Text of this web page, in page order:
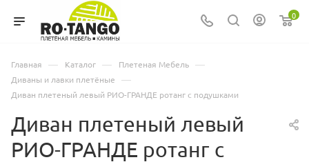
0
Главная — Каталог — Плетеная Мебель —
Диваны и лавки плетёные —
Диван плетеный левый РИО-ГРАНДЕ ротанг с подушками
Диван плетеный левый
РИО-ГРАНДЕ ротанг с